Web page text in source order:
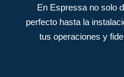
En Espressa no solo
perfecto hasta la
tus operaciones y